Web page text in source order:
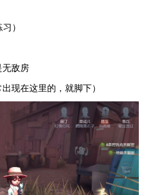
）
无敌房
现在这里的，就脚下）